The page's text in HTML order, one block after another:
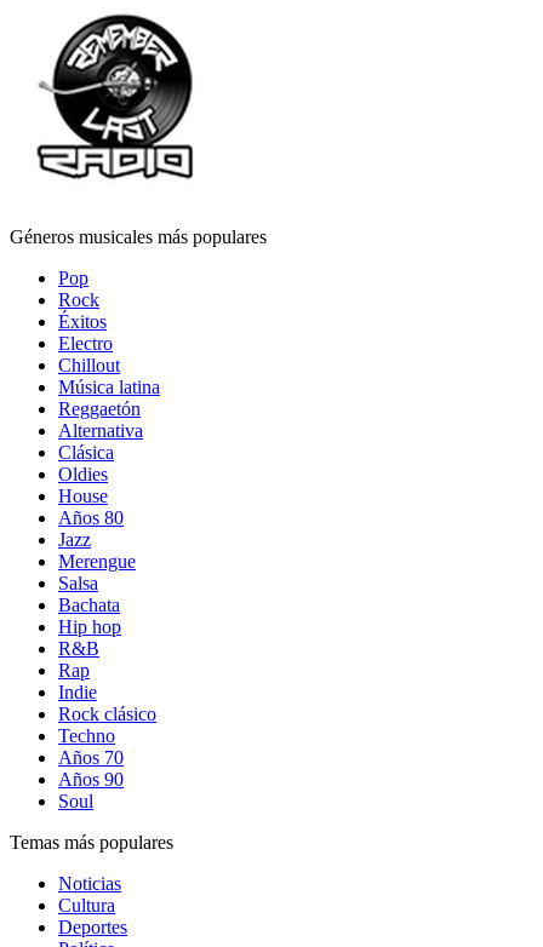
Géneros musicales más populares
Pop
Rock
Éxitos
Electro
Chillout
Música latina
Reggaetón
Alternativa
Clásica
Oldies
House
Años 80
Jazz
Merengue
Salsa
Bachata
Hip hop
R&B
Rap
Indie
Rock clásico
Techno
Años 70
Años 90
Soul
Temas más populares
Noticias
Cultura
Deportes